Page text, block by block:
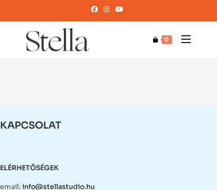
0
KAPCSOLAT
ELÉRHETŐSÉGEK
email: info@stellastudio.hu